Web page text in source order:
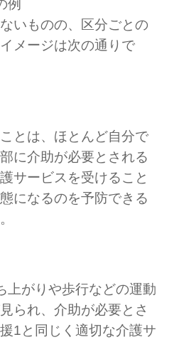
例
いものの、区分ごとの
メージは次の通りで
とは、ほとんど自分で
に介助が必要とされる
サービスを受けること
になるのを予防できる
上がりや歩行などの運動
られ、介助が必要とさ
1と同じく適切な介護サ